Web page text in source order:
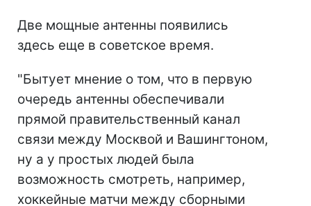
Две мощные антенны появились
здесь еще в советское время.
"Бытует мнение о том, что в первую
очередь антенны обеспечивали
прямой правительственный канал
связи между Москвой и Вашингтоном,
ну а у простых людей была
возможность смотреть, например,
хоккейные матчи между сборными